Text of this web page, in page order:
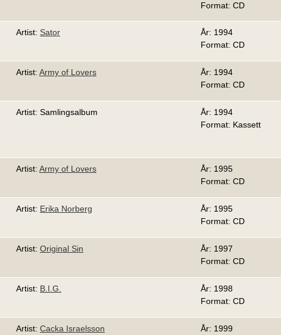
Format: CD
Artist: Sator
År: 1994
Format: CD
Artist: Army of Lovers
År: 1994
Format: CD
Artist: Samlingsalbum
År: 1994
Format: Kassett
Artist: Army of Lovers
År: 1995
Format: CD
Artist: Erika Norberg
År: 1995
Format: CD
Artist: Original Sin
År: 1997
Format: CD
Artist: B.I.G.
År: 1998
Format: CD
Artist: Cacka Israelsson År: 1999